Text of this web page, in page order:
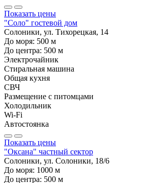
Показать цены
"Соло" гостевой дом
Солоники, ул. Тихорецкая, 14
До моря: 500 м
До центра: 500 м
Электрочайник
Стиральная машина
Общая кухня
СВЧ
Размещение с питомцами
Холодильник
Wi-Fi
Автостоянка
Показать цены
"Оксана" частный сектор
Солоники, ул. Солоники, 18/6
До моря: 1000 м
До центра: 500 м